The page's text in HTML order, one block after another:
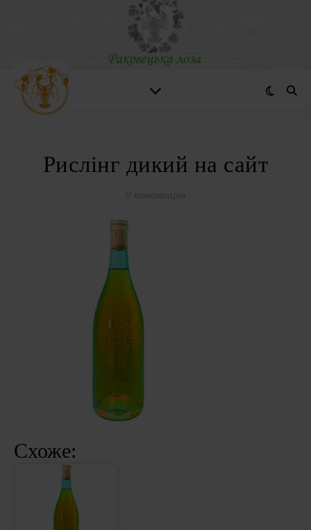
Рислінг дикий на сайт
0 коментарів
Схоже: